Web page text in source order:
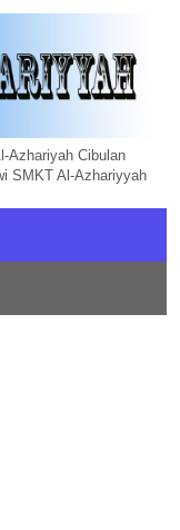
Azhariyah Cibulan
SMKT Al-Azhariyyah